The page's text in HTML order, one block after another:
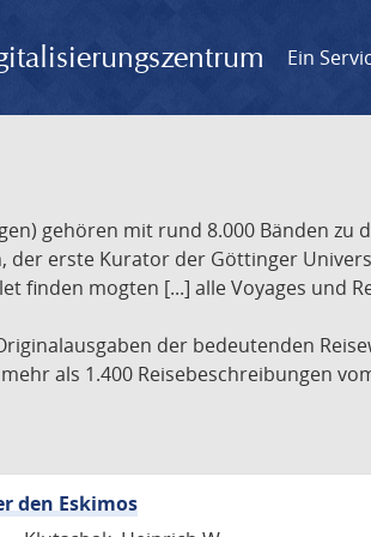
Ein
gehören mit rund 8.000 Bänden
der erste Kurator der Göttinger
finden mogten [...] alle Voyages und
der bedeutenden
als 1.400 Reisebeschreibungen
den Eskimos